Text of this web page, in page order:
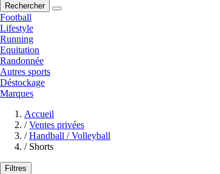
Rechercher
Football
Lifestyle
Running
Equitation
Randonnée
Autres sports
Déstockage
Marques
Accueil
/ Ventes privées
/ Handball / Volleyball
/ Shorts
Filtres